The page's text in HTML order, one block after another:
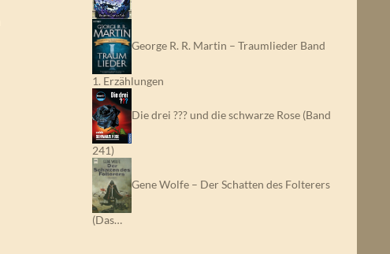
George R. R. Martin – Traumlieder Band
1. Erzählungen
Die drei ??? und die schwarze Rose (Band
241)
Gene Wolfe – Der Schatten des Folterers
(Das…